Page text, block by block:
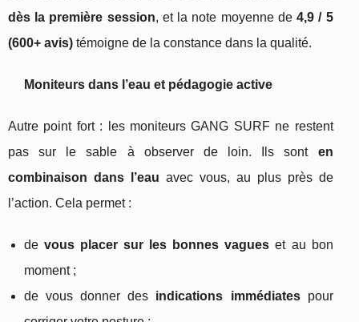
dès la première session, et la note moyenne de4,9 / 5
(600+ avis) témoigne de la constance dans la qualité.
Moniteurs dans l’eau et pédagogie active
Autre point fort : les moniteurs GANG SURF ne restent
pas sur le sable à observer de loin. Ils sont en
combinaison dans l’eau avec vous, au plus près de
l’action. Cela permet :
devous placer sur les bonnes vagues et au bon
moment ;
de vous donner des indications immédiatespour